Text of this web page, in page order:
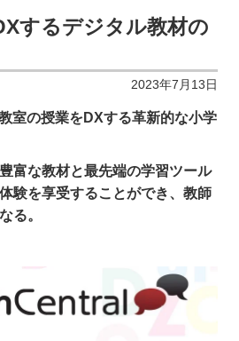
するデジタル教材の
2023年7月13日
室の授業をDXする革新的な小学
富な教材と最先端の学習ツール
験を享受することができ、教師
る。